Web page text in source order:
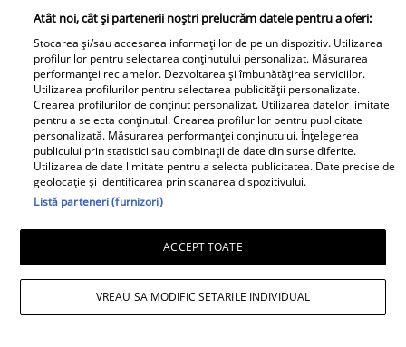
Wandei Nara: „Direct în
dormitor, șocul vieții mele!”
Click.ro
Ce i-a grăbit moartea Adelei
Mărculescu. Silviu Biriș rupe
Atât noi, cât și partenerii noștri prelucrăm datele pentru a oferi:
Stocarea și/sau accesarea informațiilor de pe un dispozitiv. Utilizarea
profilurilor pentru selectarea conținutului personalizat. Măsurarea
performanței reclamelor. Dezvoltarea și îmbunătățirea serviciilor.
Utilizarea profilurilor pentru selectarea publicității personalizate.
Crearea profilurilor de conținut personalizat. Utilizarea datelor limitate
pentru a selecta conținutul. Crearea profilurilor pentru publicitate
personalizată. Măsurarea performanței conținutului. Înțelegerea
publicului prin statistici sau combinații de date din surse diferite.
Utilizarea de date limitate pentru a selecta publicitatea. Date precise de
geolocație și identificarea prin scanarea dispozitivului.
Listă parteneri (furnizori)
ACCEPT TOATE
VREAU SA MODIFIC SETARILE INDIVIDUAL